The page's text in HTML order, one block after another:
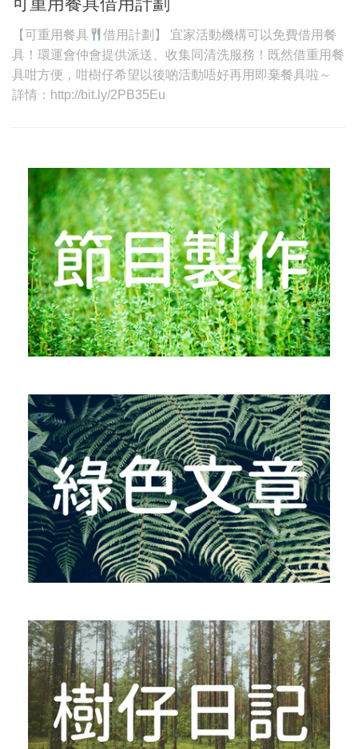
【可重用餐具
借用計劃】 宜家活動機構可以免費借用餐
具！環運會仲會提供派送、收集同清洗服務！既然借重用餐
具咁方便，咁樹仔希望以後啲活動唔好再用即棄餐具啦～
詳情：http://bit.ly/2PB35Eu